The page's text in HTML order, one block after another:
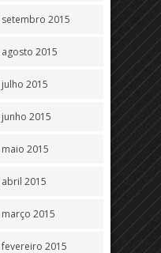
setembro 2015
agosto 2015
julho 2015
junho 2015
maio 2015
abril 2015
março 2015
fevereiro 2015